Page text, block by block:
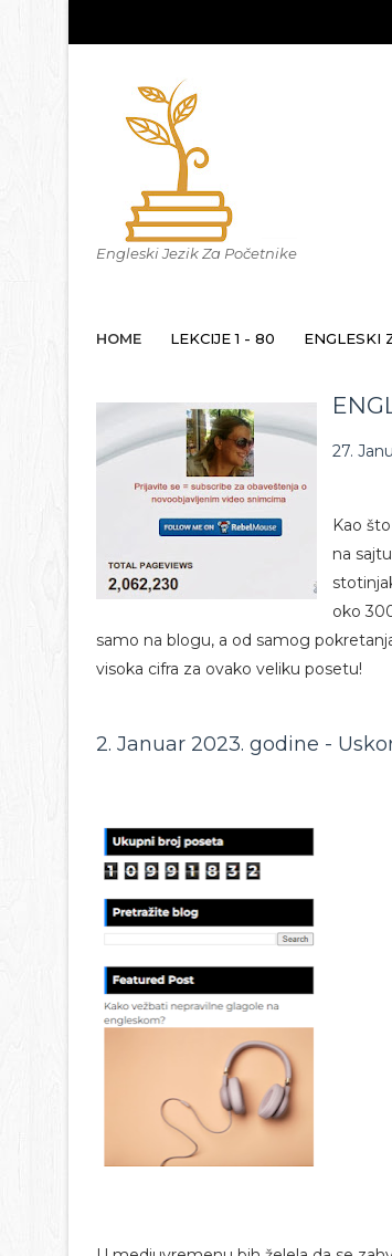
Engleski Jezik Za Početnike
HOME LEKCIJE 1 - 80 ENGLESKI
27.
Kao
na sajtu
oko
samo na blogu, a od samog
visoka cifra za ovako veliku posetu!
2. Januar 2023. godine -